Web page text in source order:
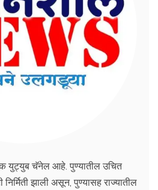
युट्युब चॅनेल आहे. पुण्यातील उचित
निर्मिती झाली असून, पुण्यासह राज्यातील